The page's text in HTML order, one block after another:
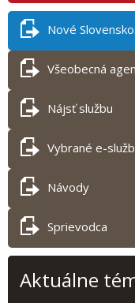
Nové
Všeobecná
Nájsť službu
Vybrané e-
Návody
Sprievodca
Aktuálne